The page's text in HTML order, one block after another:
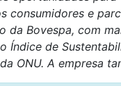
consumidores e
da Bovespa, com
Índice de
ONU. A empresa